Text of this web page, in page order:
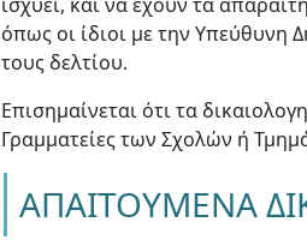
όπως οι ίδιοι με την
τους δελτίου.
Επισημαίνεται ότι τα
Γραμματείες των Σχολών ή
ΑΠΑΙΤΟΥΜΕΝΑ